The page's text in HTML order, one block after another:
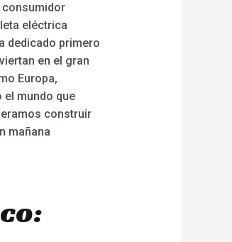
consumidor
eléctrica
dedicado primero
en el gran
Europa,
el mundo que
construir
mañana